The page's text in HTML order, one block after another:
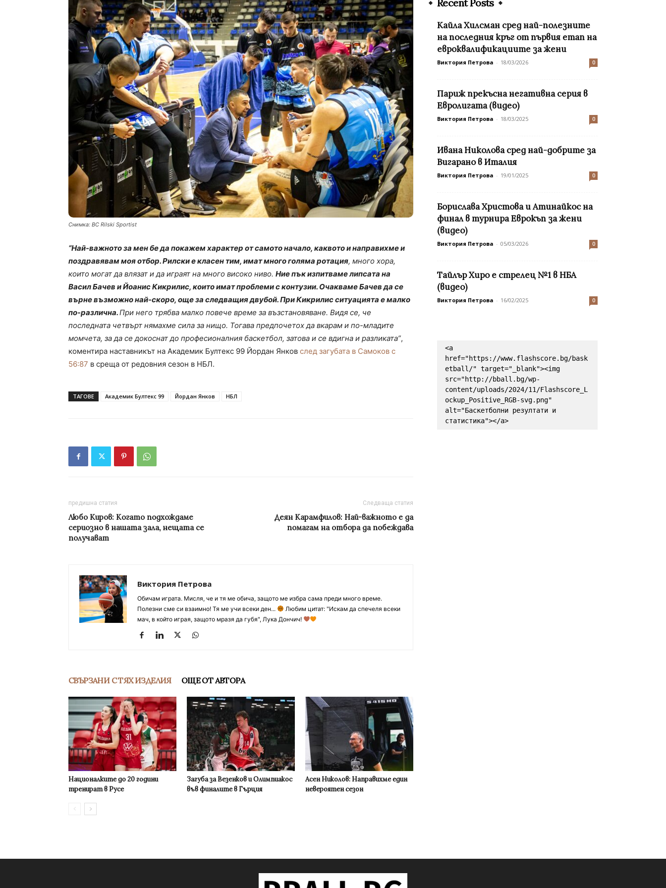
Снимка: BC Rilski Sportist
“Най-важното за мен бе да покажем характер от самото начало, каквото и направихме и
поздравявам моя отбор. Рилски е класен тим, имат много голяма ротация, много хора,
които могат да влязат и да играят на много високо ниво. Ние пък изпитваме липсата на
Васил Бачев и Йоанис Кикрилис, които имат проблеми с контузии. Очакваме Бачев да се
върне възможно най-скоро, още за следващия двубой. При Кикрилис ситуацията е малко
по-различна.При него трябва малко повече време за възстановяване. Видя се, че
последната четвърт нямахме сила за нищо. Тогава предпочетох да вкарам и по-младите
момчета, за да се докоснат до професионалния баскетбол, затова и се вдигна и разликата”,
коментира наставникът на Академик Бултекс 99 Йордан Янков след загубата в Самоков с
56:87 в среща от редовния сезон в НБЛ.
ТАГОВЕ Академик Бултекс 99 Йордан Янков НБЛ
предишна статия
Любо Киров: Когато подхождаме
сериозно в нашата зала, нещата се
получават
Следваща статия
Деян Карамфилов: Най-важното е да
помагам на отбора да побеждава
Виктория Петрова
Обичам играта. Мисля, че и тя ме обича, защото ме избра сама преди много време.
Полезни сме си взаимно! Тя ме учи всеки ден...
Любим цитат: "Искам да спечеля всеки
мач, в който играя, защото мразя да губя", Лука Дончич!
СВЪРЗАНИ С ТЯХ ИЗДЕЛИЯ ОЩЕ ОТ АВТОРА
Националките до 20 години
тренират в Русе
Загуба за Везенков и Олимпиакос
във финалите в Гърция
Асен Николов: Направихме един
невероятен сезон
Recent Posts
Кайла Хилсман сред най-полезните
на последния кръг от първия етап на
евроквалификациите за жени
Виктория Петрова - 18/03/2026 0
Париж прекъсна негативна серия в
Евролигата (видео)
Виктория Петрова - 18/03/2025 0
Ивана Николова сред най-добрите за
Вигарано в Италия
Виктория Петрова - 19/01/2025 0
Борислава Христова и Атинайкос на
финал в турнира Еврокъп за жени
(видео)
Виктория Петрова - 05/03/2026 0
Тайлър Хиро е стрелец №1 в НБА
(видео)
Виктория Петрова - 16/02/2025 0
<a
href="https://www.flashscore.bg/bask
etball/" target="_blank"><img
src="http://bball.bg/wp-
content/uploads/2024/11/Flashscore_L
ockup_Positive_RGB-svg.png"
alt="Баскетболни резултати и
статистика"></a>